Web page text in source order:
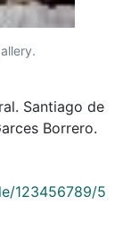
Santiago de
Borrero.
123456789/5